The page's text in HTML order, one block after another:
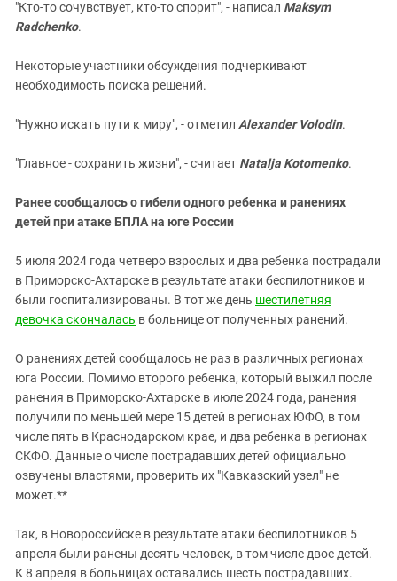
"Кто-то сочувствует, кто-то спорит", - написал Maksym
Radchenko.
Некоторые участники обсуждения подчеркивают
необходимость поиска решений.
"Нужно искать пути к миру", - отметил Alexander Volodin.
"Главное - сохранить жизни", - считает Natalja Kotomenko.
Ранее сообщалось о гибели одного ребенка и ранениях
детей при атаке БПЛА на юге России
5 июля 2024 года четверо взрослых и два ребенка пострадали
в Приморско-Ахтарске в результате атаки беспилотников и
были госпитализированы. В тот же день шестилетняя
девочка скончалась в больнице от полученных ранений.
О ранениях детей сообщалось не раз в различных регионах
юга России. Помимо второго ребенка, который выжил после
ранения в Приморско-Ахтарске в июле 2024 года, ранения
получили по меньшей мере 15 детей в регионах ЮФО, в том
числе пять в Краснодарском крае, и два ребенка в регионах
СКФО. Данные о числе пострадавших детей официально
озвучены властями, проверить их "Кавказский узел" не
может.**
Так, в Новороссийске в результате атаки беспилотников 5
апреля были ранены десять человек, в том числе двое детей.
К 8 апреля в больницах оставались шесть пострадавших.